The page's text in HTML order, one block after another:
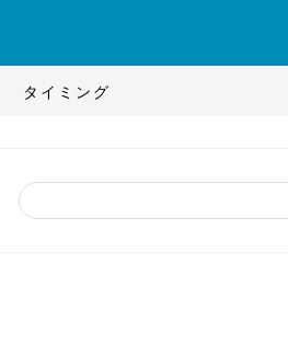
タイミング